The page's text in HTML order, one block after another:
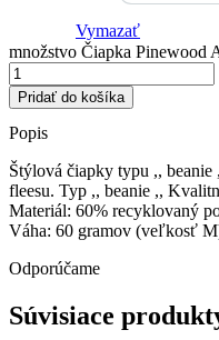
Vymazať
množstvo Čiapka Pinewood
Pridať do košíka
Popis
Štýlová čiapky typu ,,
fleesu. Typ ,, beanie ,,
Materiál: 60% recyklovaný
Váha: 60 gramov (veľkosť
Odporúčame
Súvisiace